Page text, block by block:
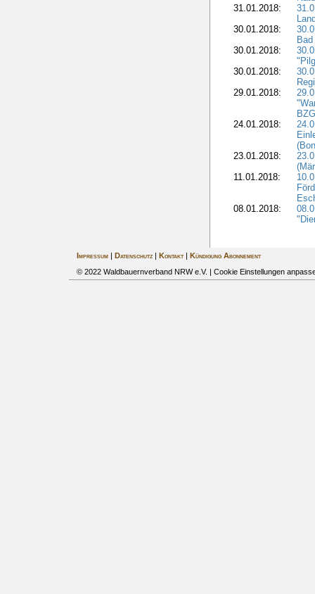
31.01.2018:
30.01.2018:
30.01.2018:
30.01.2018:
29.01.2018:
24.01.2018:
23.01.2018:
11.01.2018:
08.01.2018:
Impressum| Datenschutz| Kontakt|
Kündigung Abonnement
© 2022 Waldbauernverband NRW e.V. | Cookie Einstellungen